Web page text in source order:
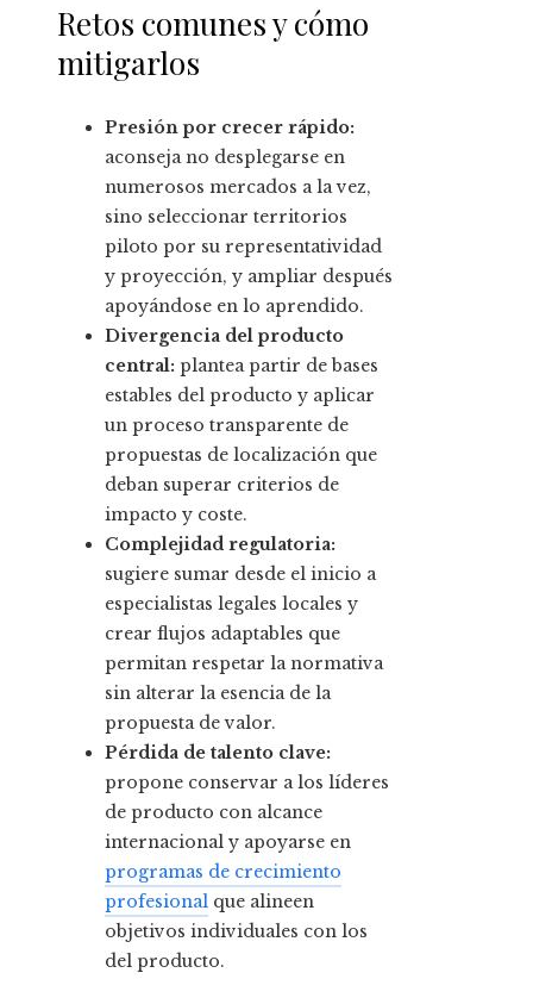
Retos comunes y cómo
mitigarlos
Presión por crecer rápido:
aconseja no desplegarse en
numerosos mercados a la vez,
sino seleccionar territorios
piloto por su representatividad
y proyección, y ampliar después
apoyándose en lo aprendido.
Divergencia del producto
central: plantea partir de bases
estables del producto y aplicar
un proceso transparente de
propuestas de localización que
deban superar criterios de
impacto y coste.
Complejidad regulatoria:
sugiere sumar desde el inicio a
especialistas legales locales y
crear flujos adaptables que
permitan respetar la normativa
sin alterar la esencia de la
propuesta de valor.
Pérdida de talento clave:
propone conservar a los líderes
de producto con alcance
internacional y apoyarse en
programas de crecimiento
profesional que alineen
objetivos individuales con los
del producto.